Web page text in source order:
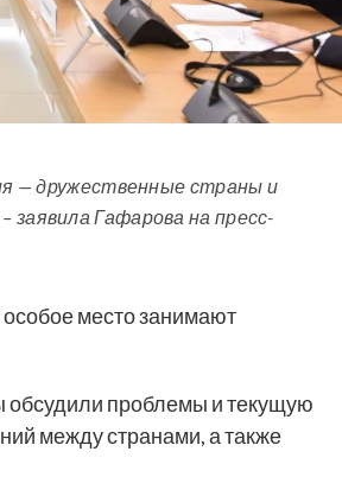
— дружественные страны и
заявила Гафарова на пресс-
место занимают
проблемы и текущую
между странами, а также